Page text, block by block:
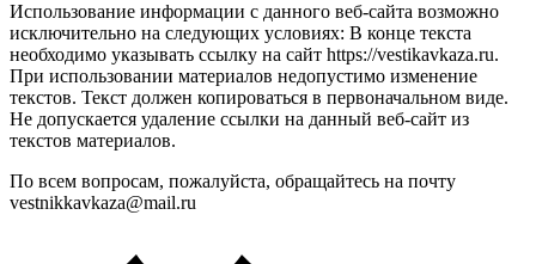
Использование информации с данного веб-сайта возможно
исключительно на следующих условиях: В конце текста
необходимо указывать ссылку на сайт https://vestikavkaza.ru.
При использовании материалов недопустимо изменение
текстов. Текст должен копироваться в первоначальном виде.
Не допускается удаление ссылки на данный веб-сайт из
текстов материалов.
По всем вопросам, пожалуйста, обращайтесь на почту
vestnikkavkaza@mail.ru